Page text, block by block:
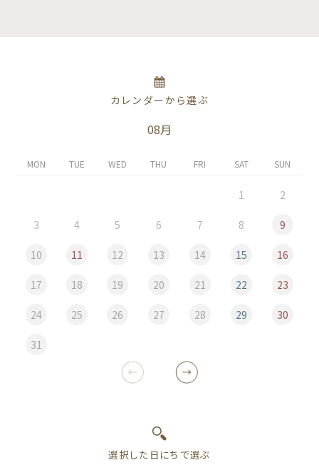
カレンダーから選ぶ
08月
MON TUE WED THU FRI SAT SUN
1 2
3 4 5 6 7 8 9
10 11 12 13 14 15 16
17 18 19 20 21 22 23
24 25 26 27 28 29 30
31